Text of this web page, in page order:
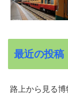
最近の投稿
路上から見る